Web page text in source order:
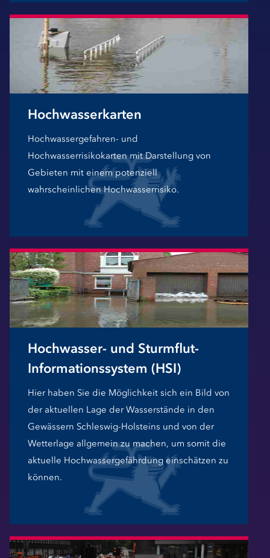
Hochwasserkarten
Hochwassergefahren- und
Hochwasserrisikokarten mit Darstellung von
Gebieten mit einem potenziell
wahrscheinlichen Hochwasserrisiko.
Hochwasser- und Sturmflut-
Informationssystem (HSI)
Hier haben Sie die Möglichkeit sich ein Bild von
der aktuellen Lage der Wasserstände in den
Gewässern Schleswig-Holsteins und von der
Wetterlage allgemein zu machen, um somit die
aktuelle Hochwassergefährdung einschätzen zu
können.